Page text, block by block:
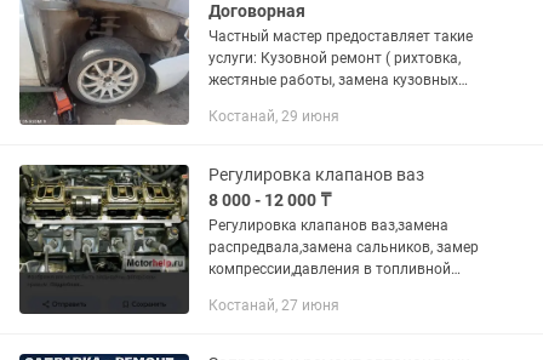
Договорная
Частный мастер предоставляет такие
услуги: Кузовной ремонт ( рихтовка,
жестяные работы, замена кузовных
пластиковых деталях ( пайка,
недостающих...
Костанай, 29 июня
Регулировка клапанов ваз
8 000 - 12 000 ₸
Регулировка клапанов ваз,замена
распредвала,замена сальников, замер
компрессии,давления в топливной
многое другое звоните спрашивайте.
Костанай, 27 июня